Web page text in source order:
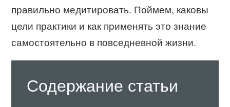
правильно медитировать. Поймем, каковы
цели практики и как применять это знание
самостоятельно в повседневной жизни.
Содержание статьи